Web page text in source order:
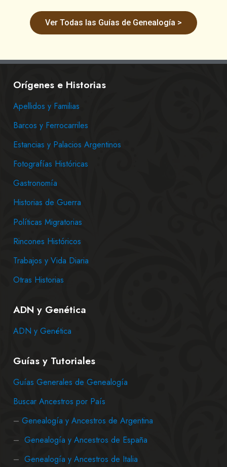
Ver Todas las Guías de Genealogía >
Orígenes e Historias
Apellidos y Familias
Barcos y Ferrocarriles
Estancias y Palacios Argentinos
Fotografías Históricas
Gastronomía
Historias de Guerra
Políticas Migratorias
Rincones Históricos
Trabajos y Vida Diaria
Otras Historias
ADN y Genética
ADN y Genética
Guías y Tutoriales
Guías Generales de Genealogía
Buscar Ancestros por País
– Genealogía y Ancestros de Argentina
– Genealogía y Ancestros de España
– Genealogía y Ancestros de Italia